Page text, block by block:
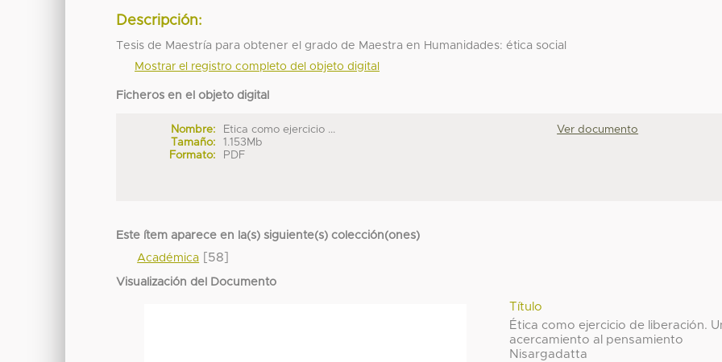
Descripción:
Tesis de Maestría para obtener el grado de Maestra en Humanidades: ética social
Mostrar el registro completo del objeto digital
Ficheros en el objeto digital
Nombre:
Etica como ejercicio ...
Tamaño:
1.153Mb
Formato:
PDF
Ver documento
Este ítem aparece en la(s) siguiente(s) colección(ones)
Académica [58]
Visualización del Documento
Título
Ética como ejercicio de liberación.
acercamiento al pensamiento
Nisargadatta